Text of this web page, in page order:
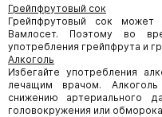
Грейпфрутовый сок
Грейпфрутовый сок может
Вамлосет. Поэтому во
употребления грейпфрута и
Алкоголь
Избегайте употребления
лечащим врачом.
снижению артериального
головокружения или